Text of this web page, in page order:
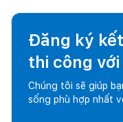
Đăng ký
thi công với
Chúng tôi sẽ giúp
sống phù hợp nhất